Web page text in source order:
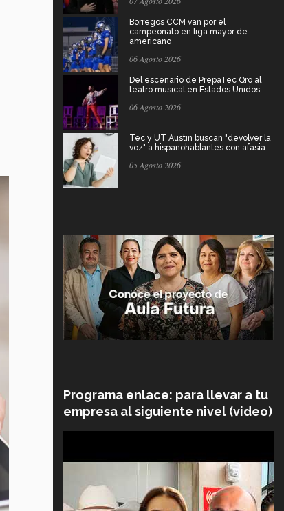
Borregos CCM van por el
campeonato en liga mayor de
americano
06 Agosto 2026
Del escenario de PrepaTec Qro al
teatro musical en Estados Unidos
06 Agosto 2026
Tec y UT Austin buscan "devolver la
voz" a hispanohablantes con afasia
05 Agosto 2026
Programa enlace: para llevar a tu
empresa al siguiente nivel (video)